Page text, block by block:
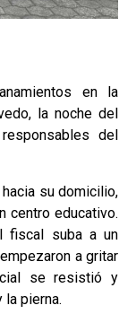
en la
la noche del
del
su domicilio,
centro educativo.
fiscal suba a un
a gritar
se resistió y
pierna.